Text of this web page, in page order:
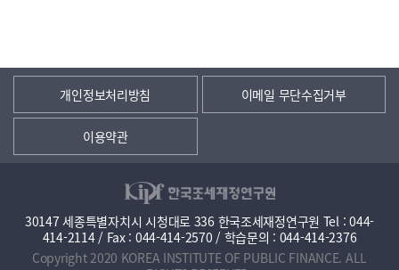
개인정보처리방침 이메일 무단수집거부
이용약관
30147 세종특별자치시 시청대로 336 한국조세재정연구원 Tel : 044-
414-2114 / Fax : 044-414-2570 / 학습문의 : 044-414-2376
Copyright 2020 KOREA INSTITUTE OF PUBLIC FINANCE. ALL